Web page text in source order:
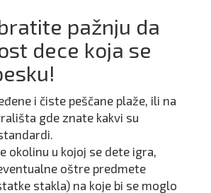
pažnju da
dece koja se
i čiste peščane plaže, ili na
gde znate kakvi su
okolinu u kojoj se dete igra,
oštre predmete
stakla) na koje bi se moglo